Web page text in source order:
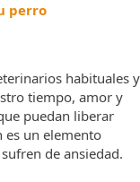
perro
habituales y
tiempo, amor y
puedan liberar
es un elemento
de ansiedad.